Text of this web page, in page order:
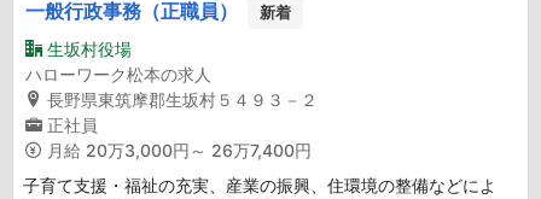
一般行政事務（正職員） 新着
生坂村役場
ハローワーク松本の求人
長野県東筑摩郡生坂村５４９３－２
正社員
月給 20万3,000円～ 26万7,400円
子育て支援・福祉の充実、産業の振興、住環境の整備などによ